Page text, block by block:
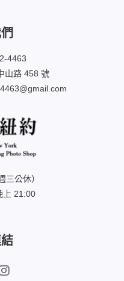
4463
山路 458 號
三公休）
上 21:00